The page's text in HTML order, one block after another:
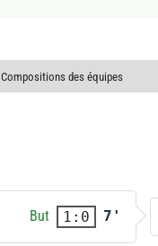
Compositions des équipes
But 1:0 7'